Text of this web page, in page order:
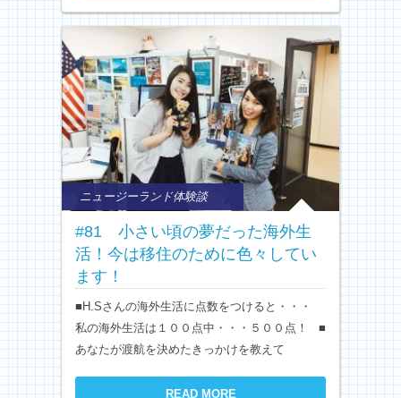
ニュージーランド体験談
#81 小さい頃の夢だった海外生
活！今は移住のために色々してい
ます！
■H.Sさんの海外生活に点数をつけると・・・
私の海外生活は１００点中・・・５００点！ ■
あなたが渡航を決めたきっかけを教えて
READ MORE